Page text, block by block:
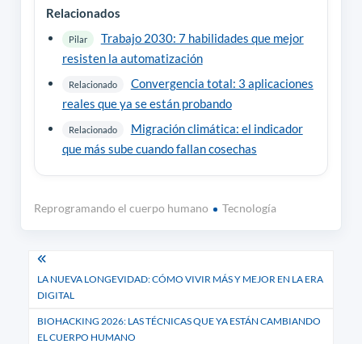
Relacionados
Pilar
Trabajo 2030: 7 habilidades que mejor
resisten la automatización
Relacionado
Convergencia total: 3 aplicaciones
reales que ya se están probando
Relacionado
Migración climática: el indicador
que más sube cuando fallan cosechas
Reprogramando el cuerpo humano Tecnología
Navegación
de
entradas
LA NUEVA LONGEVIDAD: CÓMO VIVIR MÁS Y MEJOR EN LA ERA
DIGITAL
BIOHACKING 2026: LAS TÉCNICAS QUE YA ESTÁN CAMBIANDO
EL CUERPO HUMANO